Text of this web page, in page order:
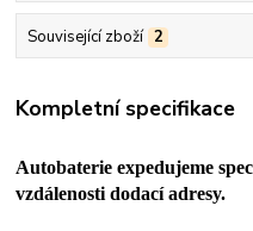
Související zboží 2
Kompletní specifikace
Autobaterie expedujeme
vzdálenosti dodací adresy.